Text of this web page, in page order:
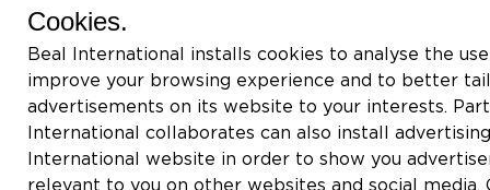
Cookies.
Beal International installs cookies to analyse the
improve your browsing experience and to better
advertisements on its website to your interests.
International collaborates can also install
International website in order to show you
relevant to you on other websites and social media.